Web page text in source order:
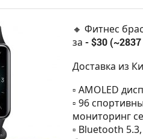
🔸 Фитнес
за - $30 (~2837
Доставка из
▫️ AMOLED
▫️ 96
мониторинг
▫️ Bluetooth